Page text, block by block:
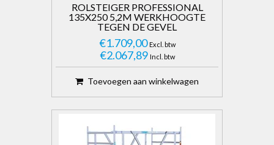
ROLSTEIGER PROFESSIONAL
135X250 5,2M WERKHOOGTE
TEGEN DE GEVEL
€1.709,00 Excl. btw
€2.067,89 Incl. btw
Toevoegen aan winkelwagen